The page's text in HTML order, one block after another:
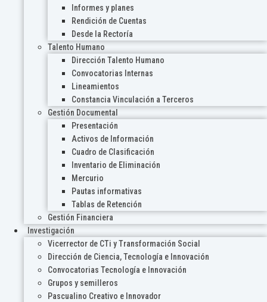
Informes y planes
Rendición de Cuentas
Desde la Rectoría
Talento Humano
Dirección Talento Humano
Convocatorias Internas
Lineamientos
Constancia Vinculación a Terceros
Gestión Documental
Presentación
Activos de Información
Cuadro de Clasificación
Inventario de Eliminación
Mercurio
Pautas informativas
Tablas de Retención
Gestión Financiera
Investigación
Vicerrector de CTi y Transformación Social
Dirección de Ciencia, Tecnología e Innovación
Convocatorias Tecnología e Innovación
Grupos y semilleros
Pascualino Creativo e Innovador